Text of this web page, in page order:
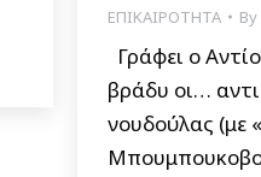
ΕΠΙΚΑΙΡΟΤΗΤΑ By
Γράφει ο
βράδυ οι…
νουδούλας (με